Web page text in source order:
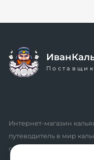
Интернет-магазин
путеводитель в мир
скидок, промокоды,